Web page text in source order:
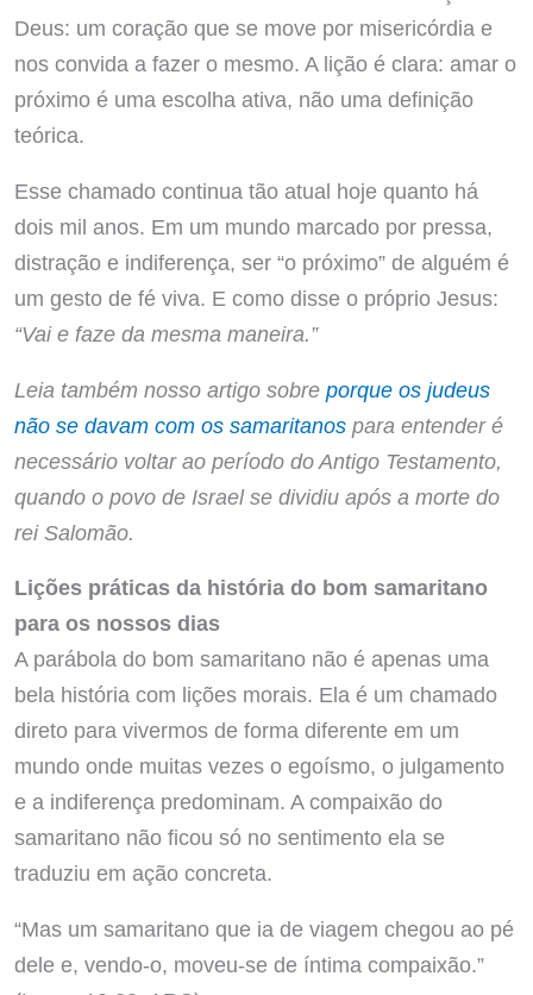
Deus: um coração que se move por misericórdia e
nos convida a fazer o mesmo. A lição é clara: amar o
próximo é uma escolha ativa, não uma definição
teórica.
Esse chamado continua tão atual hoje quanto há
dois mil anos. Em um mundo marcado por pressa,
distração e indiferença, ser “o próximo” de alguém é
um gesto de fé viva. E como disse o próprio Jesus:
“Vai e faze da mesma maneira.”
Leia também nosso artigo sobre porque os judeus
não se davam com os samaritanospara entender é
necessário voltar ao período do Antigo Testamento,
quando o povo de Israel se dividiu após a morte do
rei Salomão.
Lições práticas da história do bom samaritano
para os nossos dias
A parábola do bom samaritano não é apenas uma
bela história com lições morais. Ela é um chamado
direto para vivermos de forma diferente em um
mundo onde muitas vezes o egoísmo, o julgamento
e a indiferença predominam. A compaixão do
samaritano não ficou só no sentimento ela se
traduziu em ação concreta.
“Mas um samaritano que ia de viagem chegou ao pé
dele e, vendo-o, moveu-se de íntima compaixão.”